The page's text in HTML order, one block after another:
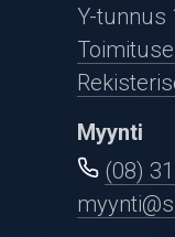
Y-tunnus
Myynti
(08)